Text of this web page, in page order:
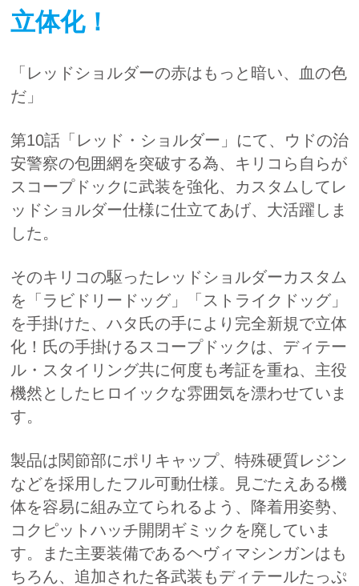
立体化！
「レッドショルダーの赤はもっと暗い、血の色
だ」
第10話「レッド・ショルダー」にて、ウドの治
安警察の包囲網を突破する為、キリコら自らが
スコープドックに武装を強化、カスタムしてレ
ッドショルダー仕様に仕立てあげ、大活躍しま
した。
そのキリコの駆ったレッドショルダーカスタム
を「ラビドリードッグ」「ストライクドッグ」
を手掛けた、ハタ氏の手により完全新規で立体
化！氏の手掛けるスコープドックは、ディテー
ル・スタイリング共に何度も考証を重ね、主役
機然としたヒロイックな雰囲気を漂わせていま
す。
製品は関節部にポリキャップ、特殊硬質レジン
などを採用したフル可動仕様。見ごたえある機
体を容易に組み立てられるよう、降着用姿勢、
コクピットハッチ開閉ギミックを廃していま
す。また主要装備であるヘヴィマシンガンはも
ちろん、追加された各武装もディテールたっぷ